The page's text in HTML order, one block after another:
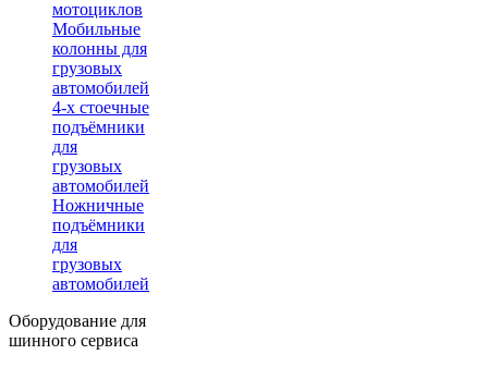
мотоциклов
Мобильные
колонны для
грузовых
автомобилей
4-х стоечные
подъёмники
для
грузовых
автомобилей
Ножничные
подъёмники
для
грузовых
автомобилей
Оборудование для
шинного сервиса